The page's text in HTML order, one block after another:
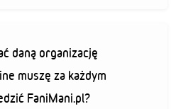
daną organizację
muszę za każdym
FaniMani.pl?